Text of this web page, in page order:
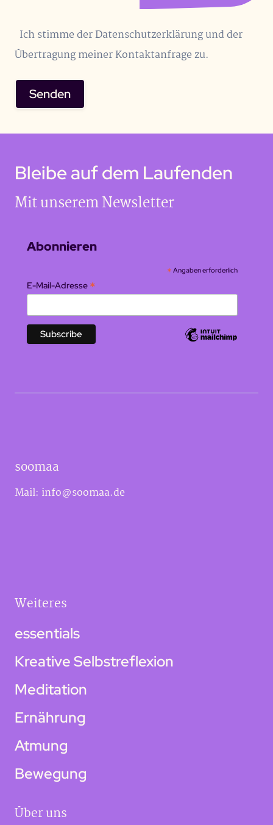
Ich stimme derDatenschutzerklärungund der
Übertragung meiner Kontaktanfrage zu.
Bleibe auf dem Laufenden
Mit unserem Newsletter
Abonnieren
* Angaben erforderlich
E-Mail-Adresse *
soomaa
Mail: info@soomaa.de
Weiteres
essentials
Kreative Selbstreflexion
Meditation
Ernährung
Atmung
Bewegung
Über uns